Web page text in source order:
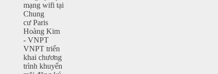
mạng wifi tại
Chung
cư Paris
Hoàng Kim
- VNPT
VNPT triển
khai chương
trình khuyến